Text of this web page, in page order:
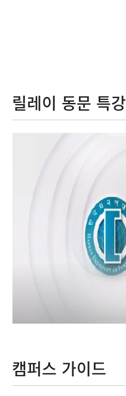
릴레이 동문 특강
캠퍼스 가이드